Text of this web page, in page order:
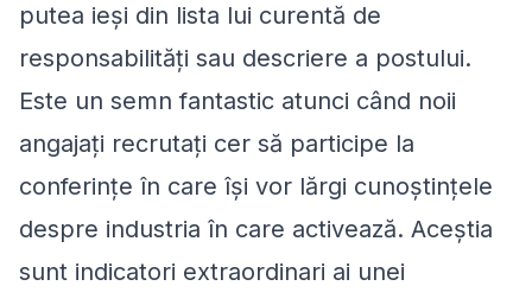
putea ieși din lista lui curentă de
responsabilități sau descriere a postului.
Este un semn fantastic atunci când noii
angajați recrutați cer să participe la
conferințe în care își vor lărgi cunoștințele
despre industria în care activează. Aceștia
sunt indicatori extraordinari ai unei